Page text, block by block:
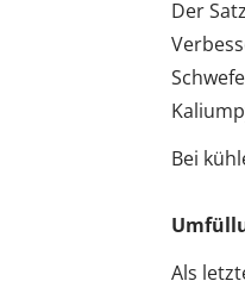
Der
Bei
Als